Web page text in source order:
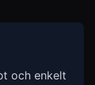
och enkelt